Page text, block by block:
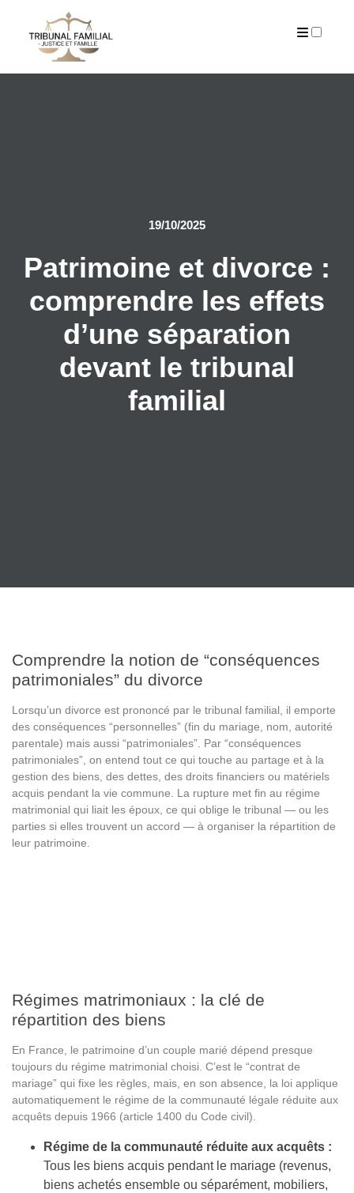
19/10/2025
Patrimoine et divorce :
comprendre les effets
d’une séparation
devant le tribunal
familial
Comprendre la notion de “conséquences
patrimoniales” du divorce
Lorsqu’un divorce est prononcé par le tribunal familial, il emporte
des conséquences “personnelles” (fin du mariage, nom, autorité
parentale) mais aussi “patrimoniales”. Par “conséquences
patrimoniales”, on entend tout ce qui touche au partage et à la
gestion des biens, des dettes, des droits financiers ou matériels
acquis pendant la vie commune. La rupture met fin au régime
matrimonial qui liait les époux, ce qui oblige le tribunal — ou les
parties si elles trouvent un accord — à organiser la répartition de
leur patrimoine.
Régimes matrimoniaux : la clé de
répartition des biens
En France, le patrimoine d’un couple marié dépend presque
toujours du régime matrimonial choisi. C’est le “contrat de
mariage” qui fixe les règles, mais, en son absence, la loi applique
automatiquement le régime de la communauté légale réduite aux
acquêts depuis 1966 (article 1400 du Code civil).
Régime de la communauté réduite aux acquêts :
Tous les biens acquis pendant le mariage (revenus,
biens achetés ensemble ou séparément, mobiliers,